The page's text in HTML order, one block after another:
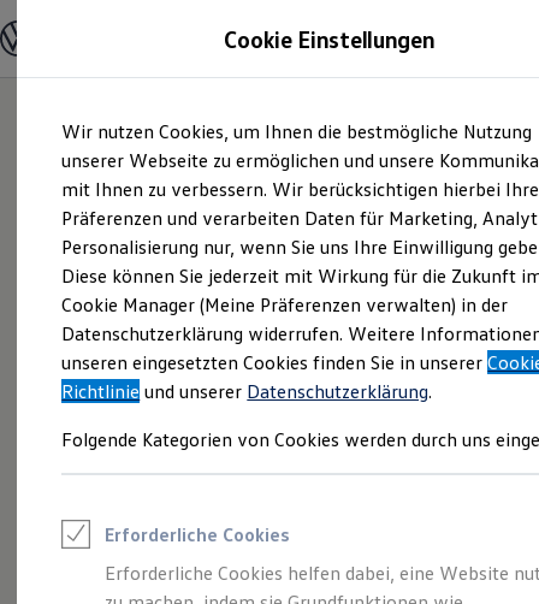
Hauptinhalt
springen
Footer
springen
Modelle und Konfigurator
Modelle vergleichen
Elektroautos
ENERGY Sondermodelle
Nutzfahrzeuge
SUV und CUV
Familienautos
Kombis
Kompaktwagen
Sportwagen
Schnell verfügbare Fahrzeuge
Angebote und Produkte
Aktuelle Angebote
E-Auto-Förderung
Volkswagen Marktplatz
Junge Gebrauchtwagen und Gebrauchtwagen
Saisonangebote
Leasing
Leasing-Angebote
Cookie Einstellungen
Wir nutzen Cookies, um Ihnen die bestmögliche Nutzung
unserer Webseite zu ermöglichen und unsere
mit Ihnen zu verbessern. Wir berücksichtigen hierbei Ihre
Präferenzen und verarbeiten Daten für Marketing,
Personalisierung nur, wenn Sie uns Ihre Einwilligung
Diese können Sie jederzeit mit Wirkung für die Zukunft
Cookie Manager (Meine Präferenzen verwalten) in der
Datenschutzerklärung widerrufen. Weitere
unseren eingesetzten Cookies finden Sie in unserer
Richtlinie und unserer Datenschutzerklärung.
Folgende Kategorien von Cookies werden durch uns
Erforderliche Cookies
Erforderliche Cookies helfen dabei, eine Website